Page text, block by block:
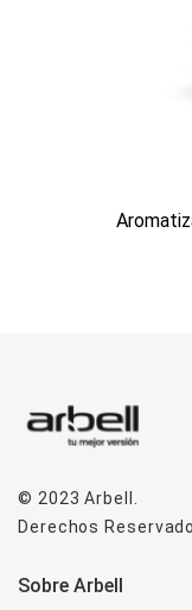
© 2023Arbell
Derechos
Sobre Arbell